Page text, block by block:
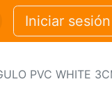
Iniciar sesión
PVC WHITE